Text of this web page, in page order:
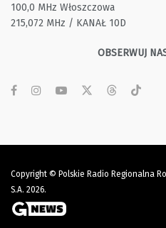
100,0 MHz Włoszczowa
215,072 MHz / KANAŁ 10D
OBSERWUJ
Copyright © Polskie Radio Regionalna
S.A. 2026.